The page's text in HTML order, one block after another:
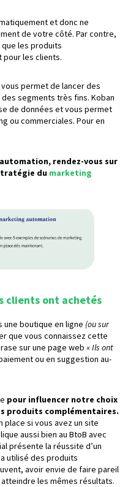
et donc ne
de votre côté. Par contre,
les produits
les clients.
permet de lancer des
segments très fins. Koban
de données et vous permet
ou commerciales. Pour en
rendez-vous sur
du marketing
clients ont achetés
une boutique en ligne (ou sur
que vous connaissez cette
sur une page web «Ils ont
ou en suggestion au-
pour influencer notre choix
produits complémentaires.
si vous avez un site
aussi bien au BtoB avec
présente la réussite d’un
utilisé des produits
avoir envie de faire pareil
les mêmes résultats.